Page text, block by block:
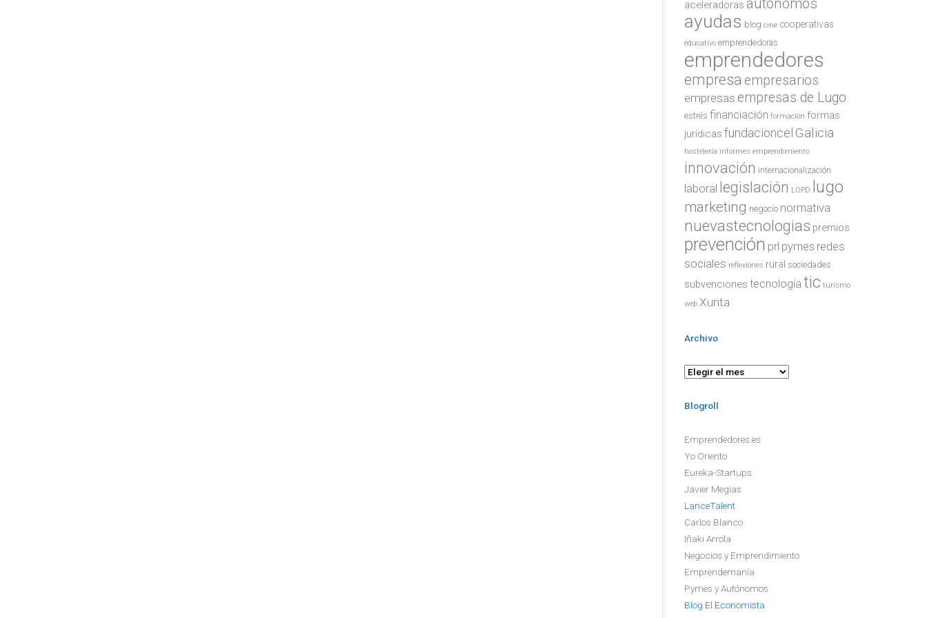
aceleradoras autónomos
ayudas blog cine cooperativas
educativo emprendedoras
emprendedores
empresa empresarios
empresas empresas de Lugo
estrés financiación formación formas
jurídicas fundacioncel Galicia
hostelería informes emprendimiento
innovación internacionalización
laboral legislación LOPD lugo
marketing negocio normativa
nuevastecnologias premios
prevención prl pymes redes
sociales reflexiones rural sociedades
subvenciones tecnología tic turismo
web Xunta
Archivo
Archivo
Blogroll
Emprendedores.es
Yo Oriento
Eureka-Startups
Javier Megias
LanceTalent
Carlos Blanco
Iñaki Arrola
Negocios y Emprendimiento
Emprendemanía
Pymes y Autónomos
Blog El Economista